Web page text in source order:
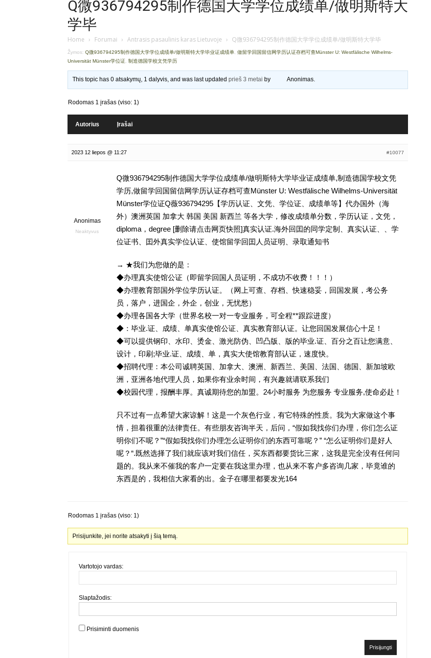
Q微936794295制作德国大学学位成绩单/做明斯特大
学毕
Home › Forumai › Antrasis pasaulinis karas Lietuvoje › Q微936794295制作德国大学学位成绩单/做明斯特大学毕
Žymos: Q微936794295制作德国大学学位成绩单/做明斯特大学毕业证成绩单 做留学回国留信网学历认证存档可查Münster U: Westfälische Wilhelms-
Universität Münster学位证 制造德国学校文凭学历
This topic has 0 atsakymų, 1 dalyvis, and was last updatedprieš 3 metai by Anonimas.
Rodomas 1 įrašas (viso: 1)
Autorius Įrašai
2023 12 liepos @ 11:27 #10077
Anonimas
Neaktyvus
Q微936794295制作德国大学学位成绩单/做明斯特大学毕业证成绩单,制造德国学校文凭
学历,做留学回国留信网学历认证存档可查Münster U: Westfälische Wilhelms-Universität
Münster学位证Q薇936794295【学历认证、文凭、学位证、成绩单等】代办国外（海
外）澳洲英国 加拿大 韩国 美国 新西兰 等各大学，修改成绩单分数，学历认证，文凭，
diploma，degree [删除请点击网页快照]真实认证.海外回囯的同学定制、真实认证、、学
位证书、囯外真实学位认证、使馆留学回囯人员证明、录取通知书
→ ★我们为您做的是：
◆办理真实使馆公证（即留学回国人员证明，不成功不收费！！！）
◆办理教育部国外学位学历认证。（网上可查、存档、快速稳妥，回国发展，考公务
员，落户，进国企，外企，创业，无忧愁）
◆办理各国各大学（世界名校一对一专业服务，可全程**跟踪进度）
◆：毕业.证、成绩、单真实使馆公证、真实教育部认证。让您回国发展信心十足！
◆可以提供钢印、水印、烫金、激光防伪、凹凸版、版的毕业.证、百分之百让您满意、
设计，印刷;毕业.证、成绩、单，真实大使馆教育部认证，速度快。
◆招聘代理：本公司诚聘英国、加拿大、澳洲、新西兰、美国、法国、德国、新加坡欧
洲，亚洲各地代理人员，如果你有业余时间，有兴趣就请联系我们
◆校园代理，报酬丰厚。真诚期待您的加盟。24小时服务 为您服务 专业服务,使命必赴！
只不过有一点希望大家谅解！这是一个灰色行业，有它特殊的性质。我为大家做这个事
情，担着很重的法律责任。有些朋友咨询半天，后问，“假如我找你们办理，你们怎么证
明你们不呢？”“假如我找你们办理怎么证明你们的东西可靠呢？” “怎么证明你们是好人
呢？“.既然选择了我们就应该对我们信任，买东西都要货比三家，这我是完全没有任何问
题的。我从来不催我的客户一定要在我这里办理，也从来不客户多咨询几家，毕竟谁的
东西是的，我相信大家看的出。金子在哪里都要发光164
Rodomas 1 įrašas (viso: 1)
Prisijunkite, jei norite atsakyti į šią temą.
Vartotojo vardas:
Slaptažodis:
Prisiminti duomenis
Prisijungti